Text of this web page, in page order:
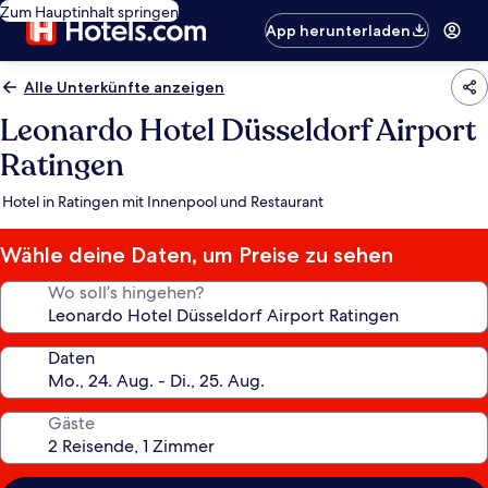
Zum Hauptinhalt springen
App herunterladen
Alle Unterkünfte anzeigen
Leonardo Hotel Düsseldorf Airport
Ratingen
Hotel in Ratingen mit Innenpool und Restaurant
Wähle deine Daten, um Preise zu sehen
Wo soll’s hingehen?
Daten
Gäste